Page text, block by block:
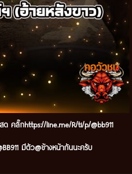
ด คลิ๊กhttps://line.me/R/ti/p/@bb911
มีตัว@ข้างหน้ากันนะครับ